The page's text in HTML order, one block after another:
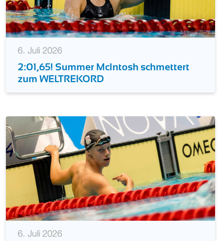
6. Juli 2026
2:01,65! Summer McIntosh schmettert
zum WELTREKORD
6. Juli 2026